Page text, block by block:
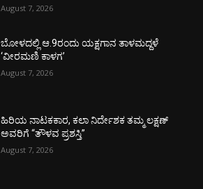
August 7, 2026
ಬೋಳದಲ್ಲಿ ಆ.9ರಂದು ಯಕ್ಷಗಾನ ತಾಳಮದ್ದಳೆ
‘ವೀರಮಣಿ ಕಾಳಗ’
August 7, 2026
ಹಿರಿಯ ನಾಟಕಕಾರ, ಕಲಾ ನಿರ್ದೇಶಕ ತಮ್ಮ ಲಕ್ಷಣ್
ಅವರಿಗೆ “ತೌಳವ ಪ್ರಶಸ್ತಿ”
August 7, 2026